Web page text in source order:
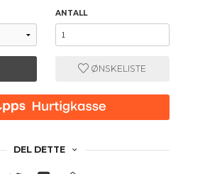
ANTALL
ØNSKELISTE
DEL DETTE